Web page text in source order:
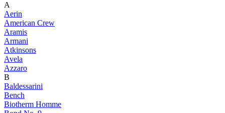
A
Aerin
American Crew
Aramis
Armani
Atkinsons
Avela
Azzaro
B
Baldessarini
Bench
Biotherm Homme